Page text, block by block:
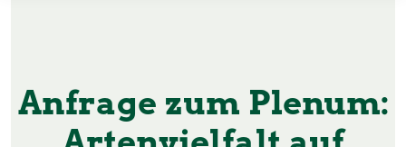
Anfrage zum Plenum: